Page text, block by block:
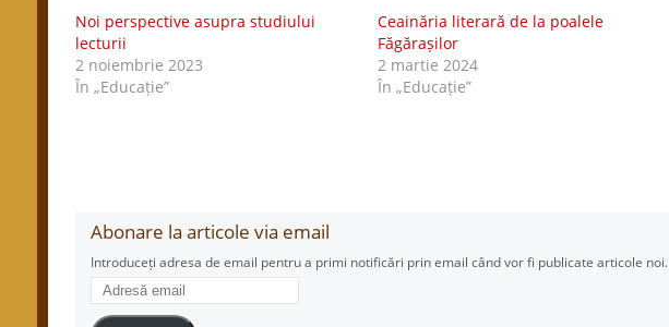
Noi perspective asupra studiului
lecturii
2 noiembrie 2023
În „Educație”
Ceainăria literară de la poalele
Făgărașilor
2 martie 2024
În „Educație”
Abonare la articole via email
Introduceți adresa de email pentru a primi notificări prin email când vor fi publicate articole noi.
Adresă
email